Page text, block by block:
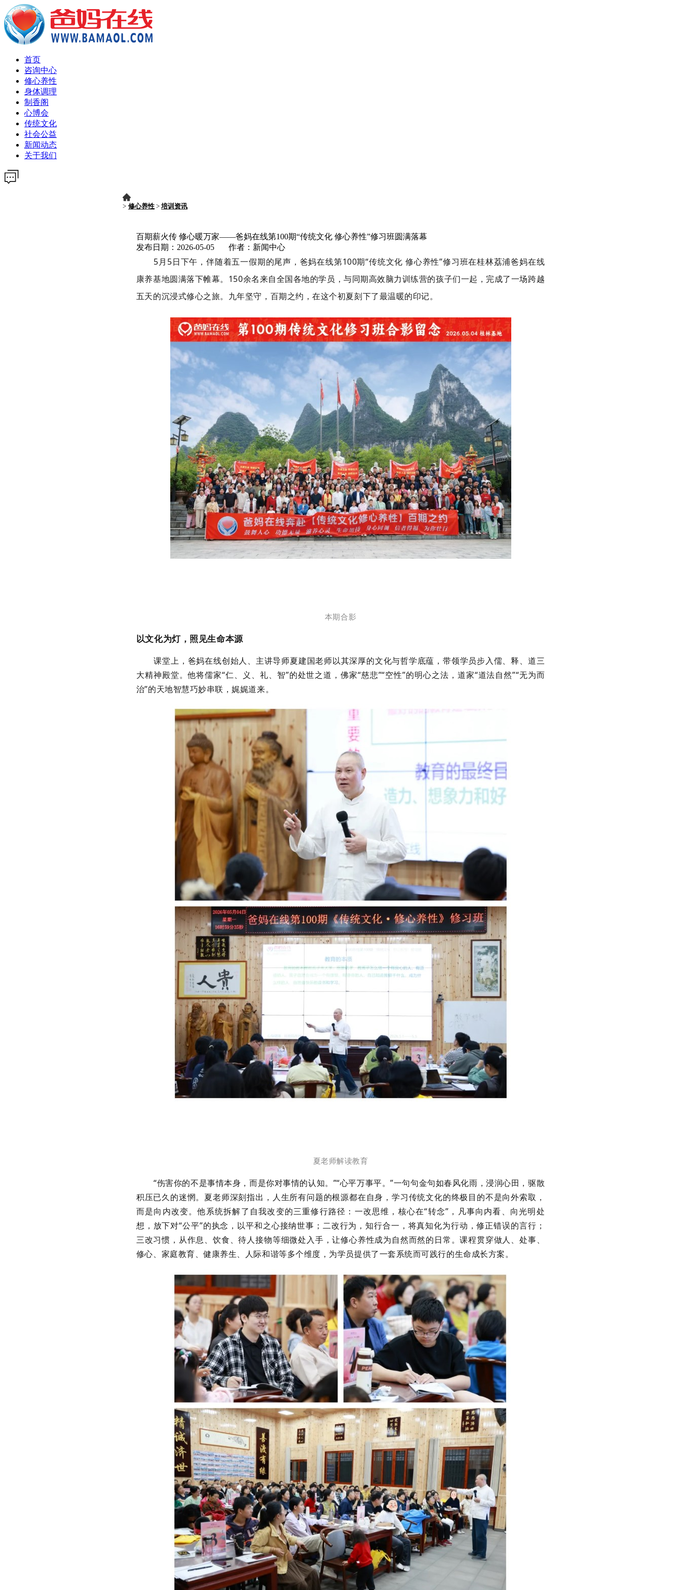
首页
咨询中心
修心养性
身体调理
制香阁
心博会
传统文化
社会公益
新闻动态
关于我们
> 修心养性 >培训资讯
百期薪火传 修心暖万家——爸妈在线第100期“传统文化 修心养性”修习班圆满落幕
发布日期：2026-05-05 作者：新闻中心
5月5日下午， 伴随着五一假期的尾声 ， 爸妈在线第100期“传统文化 修心养性”修习班在桂林荔浦爸妈在线
康养基地圆满落下帷幕。 150余名来自全国各地的学员，与同期高效脑力训练营的孩子们一起，完成了一场跨越
五天的沉浸式修心之旅。九年坚守，百期之约，在这个初夏刻下了最温暖的印记。
本期合影
以文化为灯，照见生命本源
课堂上，爸妈在线创始人、主讲导师夏建国老师以其深厚的文化与哲学底蕴，带领学员步入儒、释、道三
大精神殿堂。他将儒家“仁、义、礼、智”的处世之道，佛家“慈悲”“空性”的明心之法，道家“道法自然”“无为而
治”的天地智慧巧妙串联，娓娓道来。
夏老师解读教育
“伤害你的不是事情本身，而是你对事情的认知。”“心平万事平。”一句句金句如春风化雨，浸润心田，驱散
积压已久的迷惘。夏老师深刻指出，人生所有问题的根源都在自身，学习传统文化的终极目的不是向外索取，
而是向内改变。他系统拆解了自我改变的三重修行路径：一改思维，核心在“转念”，凡事向内看、向光明处
想，放下对“公平”的执念，以平和之心接纳世事；二改行为，知行合一，将真知化为行动，修正错误的言行；
三改习惯，从作息、饮食、待人接物等细微处入手，让修心养性成为自然而然的日常。课程贯穿做人、处事、
修心、家庭教育、健康养生、人际和谐等多个维度，为学员提供了一套系统而可践行的生命成长方案。